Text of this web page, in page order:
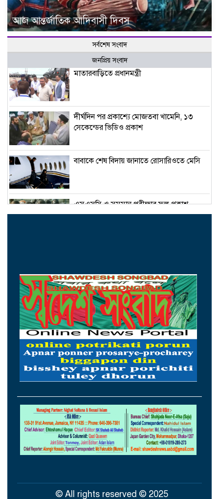
আজ আন্তর্জাতিক আদিবাসী দিবস
সর্বশেষ সংবাদ
জনপ্রিয় সংবাদ
মাতারবাড়িতে প্রধানমন্ত্রী
দীর্ঘদিন পর প্রকাশ্যে মোজতবা খামেনি, ১৩
সেকেন্ডের ভিডিও প্রকাশ
বাবাকে শেষ বিদায় জানাতে রোসারিওতে মেসি
এসএসসি ও সমমান পরীক্ষার ফল প্রকাশ
সোমবার
আজ আন্তর্জাতিক আদিবাসী দিবস
ইরান-ওমান সমঝোতা প্রায় চূড়ান্ত
আজ চট্টগ্রাম ও কক্সবাজারে যাচ্ছেন প্রধানমন্ত্রী
তরুণরা নেতৃত্ব দিলে প্রযুক্তিনির্ভর উন্নয়ন টেকসই
হবে: তথ্যপ্রযুক্তিমন্ত্রী
© All rights reserved © 2025